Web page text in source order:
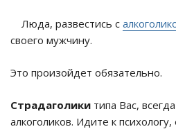
Люда, развестись с
своего мужчину.
Это произойдет обязательно.
Страдаголики типа Вас,
алкоголиков. Идите к